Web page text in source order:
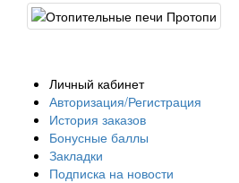
Личный кабинет
Авторизация/Регистрация
История заказов
Бонусные баллы
Закладки
Подписка на новости